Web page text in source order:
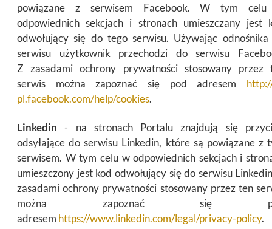
powiązane z serwisem Facebook. W tym
odpowiednich sekcjach i stronach umieszczany jest
odwołujący się do tego serwisu. Używając
serwisu użytkownik przechodzi do serwisu
Z zasadami ochrony prywatności stosowany przez
serwis można zapoznać się pod adresem
pl.facebook.com/help/cookies.
Linkedin - na stronach Portalu znajdują się
odsyłające do serwisu Linkedin, które są powiązane z
serwisem. W tym celu w odpowiednich sekcjach i
umieszczony jest kod odwołujący się do serwisu
zasadami ochrony prywatności stosowany przez ten
można zapoznać się
adresem https://www.linkedin.com/legal/privacy-policy.